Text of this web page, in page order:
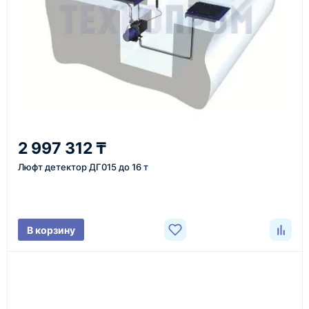
Казахстан и СНГ
доставка оборудования в разные города и
регионы
средний срок доставки по большинству поставок
проверка товара перед отправкой клиенту
2 997 312 ₸
Люфт детектор ДГ015 до 16 т
В корзину